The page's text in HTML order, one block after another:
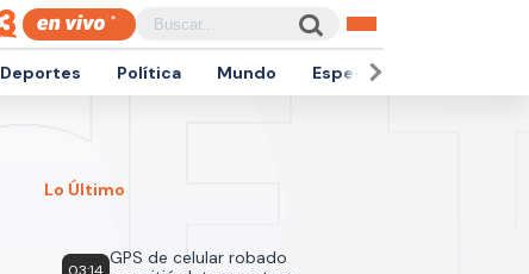
Deportes Política Mundo Espectáculos
Lo Último
GPS de celular robado